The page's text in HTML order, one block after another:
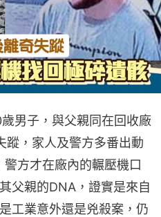
男子，與父親同在回收廠
蹤，家人及警方多番出動
方才在廠內的輾壓機口
父親的DNA，證實是來自
工業意外還是兇殺案，仍